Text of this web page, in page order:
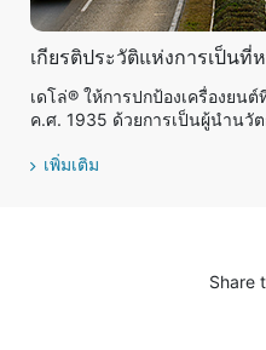
เกียรติประวัติแห่งการเป็นที่
เดโล่® ให้การปกป้องเครื่องยน
ค.ศ. 1935 ด้วยการเป็นผู้นำนวั
เพิ่มเติม
Share